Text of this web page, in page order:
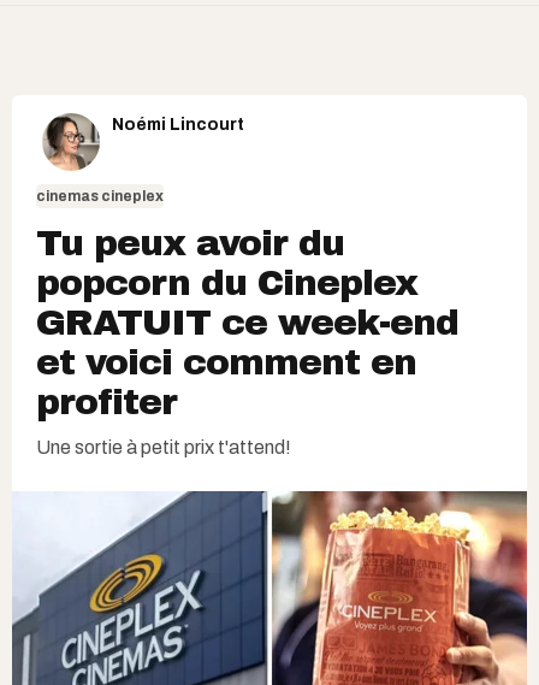
Noémi Lincourt
cinemas cineplex
Tu peux avoir du
popcorn du Cineplex
GRATUIT ce week-end
et voici comment en
profiter
Une sortie à petit prix t'attend!